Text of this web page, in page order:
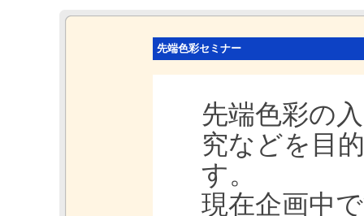
先端色彩セミナー
先端色彩の
究などを目
す。
現在企画中